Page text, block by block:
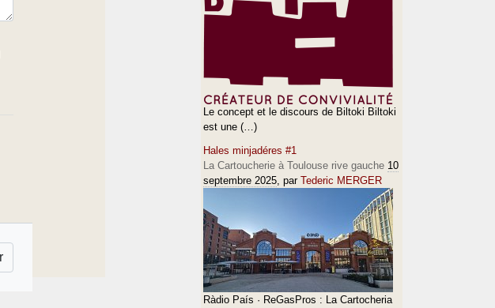
Le concept et le discours de Biltoki Biltoki
est une (…)
Hales minjadéres #1
La Cartoucherie à Toulouse rive gauche 10
septembre 2025, par Tederic MERGER
Ràdio País · ReGasPros : La Cartocheria